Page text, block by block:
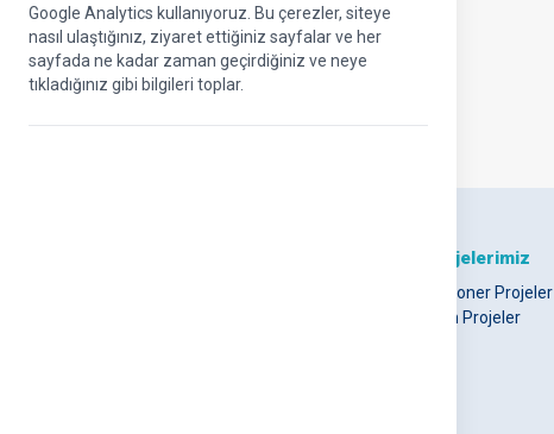
Google Analytics kullanıyoruz. Bu çerezler, siteye
nasıl ulaştığınız, ziyaret ettiğiniz sayfalar ve her
sayfada ne kadar zaman geçirdiğiniz ve neye
tıkladığınız gibi bilgileri toplar.
Projelerimiz
Vizyoner Projeler
Tüm Projeler